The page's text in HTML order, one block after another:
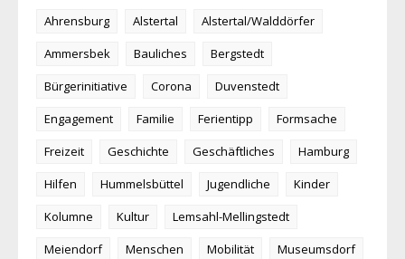
Ahrensburg Alstertal
Alstertal/Walddörfer
Ammersbek
Bauliches
Bergstedt
Bürgerinitiative
Corona
Duvenstedt
Engagement
Familie Ferientipp
Formsache
Freizeit
Geschichte Geschäftliches
Hamburg
Hilfen
Hummelsbüttel Jugendliche
Kinder
Kolumne
Kultur
Lemsahl-Mellingstedt
Meiendorf
Menschen Mobilität
Museumsdorf